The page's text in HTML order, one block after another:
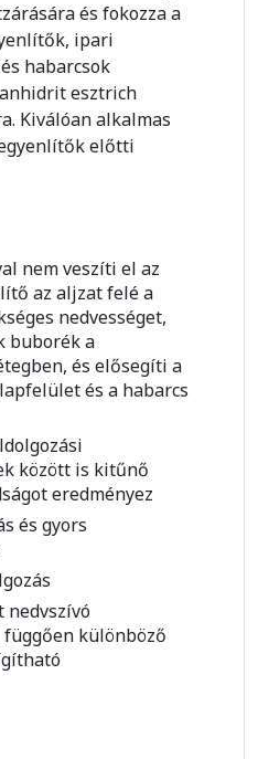
és fokozza a
ipari
habarcsok
esztrich
Kiválóan alkalmas
előtti
nem veszíti el az
az aljzat felé a
nedvességet,
buborék a
és elősegíti a
és a habarcs
között is kitűnő
eredményez
és gyors
nedvszívó
különböző